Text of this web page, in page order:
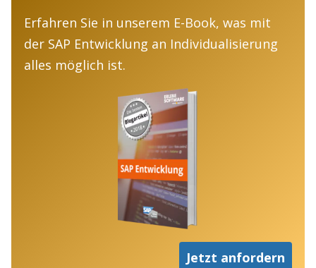
Erfahren Sie in unserem E-Book, was mit
der SAP Entwicklung an Individualisierung
alles möglich ist.
Jetzt anfordern